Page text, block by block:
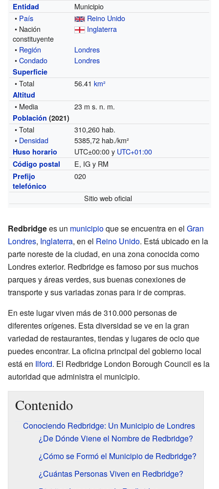
Entidad
Municipio
• País
Reino Unido
• Nación
constituyente
Inglaterra
• Región
Londres
•Condado Londres
Superficie
• Total 56.41km²
Altitud
• Media 23 m s. n. m.
Población (2021)
• Total
310,260 hab.
• Densidad 5385,72 hab./km²
Huso horario UTC±00:00 y UTC+01:00
Código postal E, IG y RM
Prefijo
telefónico
020
Sitio web oficial
Redbridgees un municipioque se encuentra en el Gran
Londres, Inglaterra, en el Reino Unido. Está ubicado en la
parte noreste de la ciudad, en una zona conocida como
Londres exterior. Redbridge es famoso por sus muchos
parques y áreas verdes, sus buenas conexiones de
transporte y sus variadas zonas para ir de compras.
En este lugar viven más de 310.000 personas de
diferentes orígenes. Esta diversidad se ve en la gran
variedad de restaurantes, tiendas y lugares de ocio que
puedes encontrar. La oficina principal del gobierno local
está en Ilford. El Redbridge London Borough Council es la
autoridad que administra el municipio.
Contenido
Conociendo Redbridge: Un Municipio de Londres
¿De Dónde Viene el Nombre de Redbridge?
¿Cómo se Formó el Municipio de Redbridge?
¿Cuántas Personas Viven en Redbridge?